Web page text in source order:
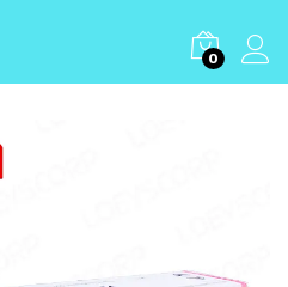
0